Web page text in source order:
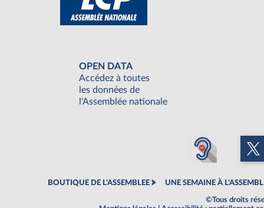
OPEN DATA
Accédez à toutes
les données de
l'Assemblée nationale
BOUTIQUE DE L'ASSEMBLEE UNE SEMAINE À
©Tous droits